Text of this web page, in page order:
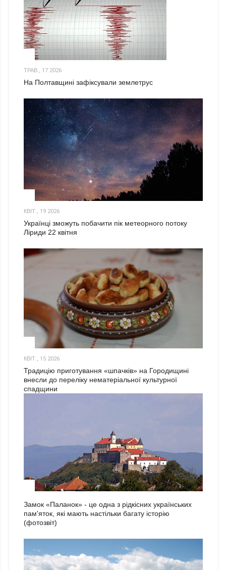
ТРАВ., 17 2026
На Полтавщині зафіксували землетрус
КВІТ., 19 2026
Українці зможуть побачити пік метеорного потоку
Ліриди 22 квітня
КВІТ., 15 2026
Традицію приготування «шпачків» на Городищині
внесли до переліку нематеріальної культурної
спадщини
Замок «Паланок» - це одна з рідкісних українських
пам'яток, які мають настільки багату історію
(фотозвіт)